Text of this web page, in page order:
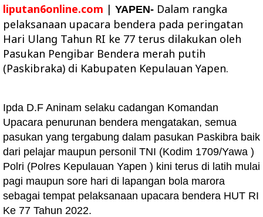
liputan6online.com | YAPEN- Dalam rangka
pelaksanaan upacara bendera pada peringatan
Hari Ulang Tahun RI ke 77 terus dilakukan oleh
Pasukan Pengibar Bendera merah putih
(Paskibraka) di Kabupaten Kepulauan Yapen.
Ipda D.F Aninam selaku cadangan Komandan
Upacara penurunan bendera mengatakan, semua
pasukan yang tergabung dalam pasukan Paskibra baik
dari pelajar maupun personil TNI (Kodim 1709/Yawa )
Polri (Polres Kepulauan Yapen ) kini terus di latih mulai
pagi maupun sore hari di lapangan bola marora
sebagai tempat pelaksanaan upacara bendera HUT RI
Ke 77 Tahun 2022.